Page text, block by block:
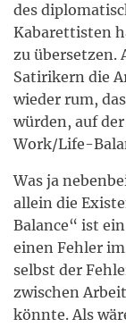
des
Kabarettisten
zu übersetzen.
Satirikern die
wieder rum,
würden, auf
Work/Life-
Was ja
allein die
Balance“ ist
einen Fehler
selbst der
zwischen
könnte. Als